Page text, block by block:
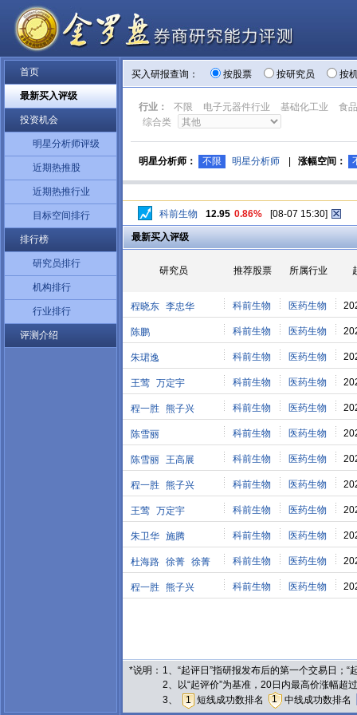
首页
最新买入评级
投资机会
明星分析师评级
近期热推股
近期热推行业
目标空间排行
排行榜
研究员排行
机构排行
行业排行
评测介绍
买入研报查询： 按股票 按研究员 按
行业： 不限 电子元器件行业 基础化工业
食
综合类
明星分析师： 不限 明星分析师 涨幅空间：
科前生物 12.95 0.86% [08-07 15:30]
最新买入评级
研究员 推荐股票 所属行业
程晓东 李忠华 科前生物 医药生物
陈鹏 科前生物 医药生物
朱珺逸 科前生物 医药生物
王莺 万定宇 科前生物 医药生物
程一胜 熊子兴 科前生物 医药生物
陈雪丽 科前生物 医药生物
陈雪丽 王高展 科前生物 医药生物
程一胜 熊子兴 科前生物 医药生物
王莺 万定宇 科前生物 医药生物
朱卫华 施腾 科前生物 医药生物
杜海路 徐菁 徐菁 科前生物 医药生物
程一胜 熊子兴 科前生物 医药生物
*说明： 1、“起评日”指研报发布后的第一个交易日；
2、以“起评价”为基准，20日内最高价涨幅
3、
1 短线成功数排名 1 中线成功数排名